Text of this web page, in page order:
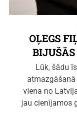
OĻEGS
Lūk, šādu
viena no
jau cienījamos